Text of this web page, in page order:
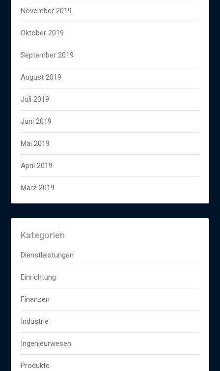
November 2019
Oktober 2019
September 2019
August 2019
Juli 2019
Juni 2019
Mai 2019
April 2019
März 2019
Kategorien
Dienstleistungen
Einrichtung
Finanzen
Industrie
Ingenieurwesen
Produkte